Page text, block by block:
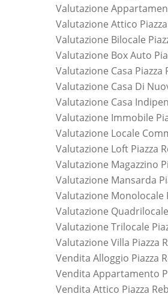
Valutazione Attico
Valutazione Bilocale
Valutazione Box Auto
Valutazione Casa Piazza
Valutazione Immobile
Valutazione Loft Piazza
Valutazione Mansarda
Valutazione Trilocale
Valutazione Villa Piazza
Vendita Alloggio Piazza
Vendita Attico Piazza